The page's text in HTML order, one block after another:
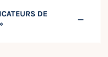
DE